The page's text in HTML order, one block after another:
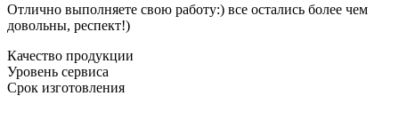
Отлично выполняете свою работу:) все остались более чем
довольны, респект!)
Качество продукции
Уровень сервиса
Срок изготовления